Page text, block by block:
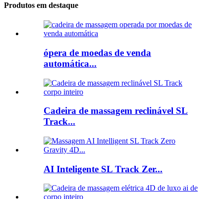
Produtos em destaque
ópera de moedas de venda
automática...
Cadeira de massagem reclinável SL
Track...
AI Inteligente SL Track Zer...